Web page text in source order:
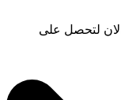
لتحصل على